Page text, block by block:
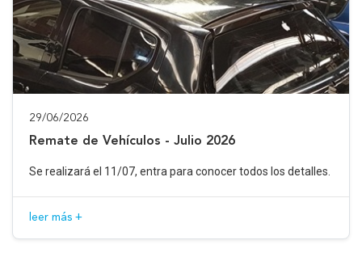
29/06/2026
Remate de Vehículos - Julio 2026
Se realizará el 11/07, entra para conocer todos los detalles.
leer más +